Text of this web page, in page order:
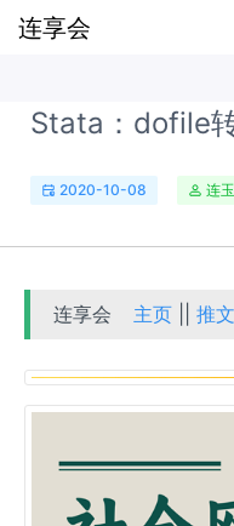
连享会
Stata：dofile
2020-10-08 连
连享会 主页 ||推文